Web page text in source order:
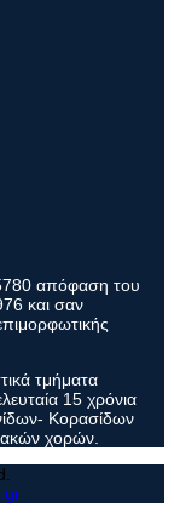
απόφαση του
και σαν
τμήματα
15 χρόνια
Κορασίδων
χορών.